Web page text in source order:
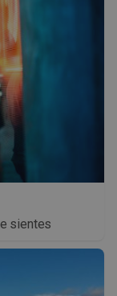
sientes